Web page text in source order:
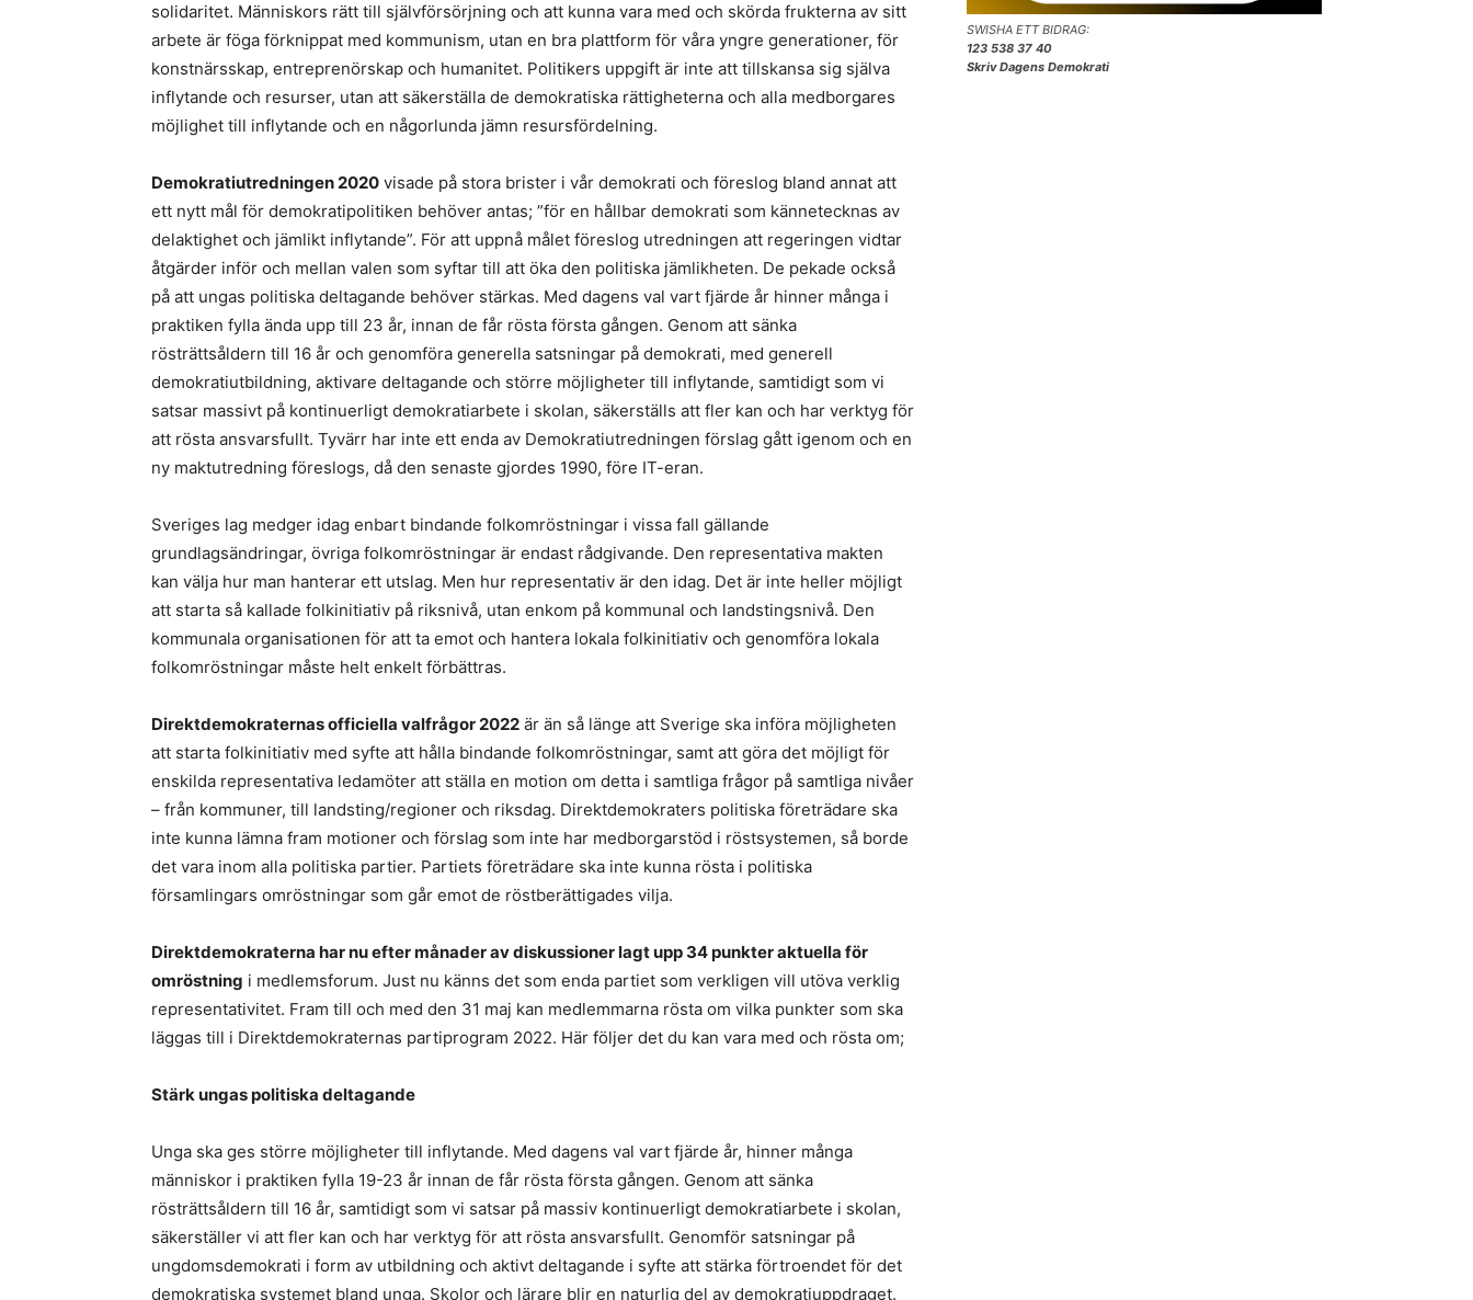
solidaritet. Människors rätt till självförsörjning och att kunna vara med och skörda frukterna av sitt
arbete är föga förknippat med kommunism, utan en bra plattform för våra yngre generationer, för
konstnärsskap, entreprenörskap och humanitet. Politikers uppgift är inte att tillskansa sig själva
inflytande och resurser, utan att säkerställa de demokratiska rättigheterna och alla medborgares
möjlighet till inflytande och en någorlunda jämn resursfördelning.
Demokratiutredningen 2020 visade på stora brister i vår demokrati och föreslog bland annat att
ett nytt mål för demokratipolitiken behöver antas; ”för en hållbar demokrati som kännetecknas av
delaktighet och jämlikt inflytande”. För att uppnå målet föreslog utredningen att regeringen vidtar
åtgärder inför och mellan valen som syftar till att öka den politiska jämlikheten. De pekade också
på att ungas politiska deltagande behöver stärkas. Med dagens val vart fjärde år hinner många i
praktiken fylla ända upp till 23 år, innan de får rösta första gången. Genom att sänka
rösträttsåldern till 16 år och genomföra generella satsningar på demokrati, med generell
demokratiutbildning, aktivare deltagande och större möjligheter till inflytande, samtidigt som vi
satsar massivt på kontinuerligt demokratiarbete i skolan, säkerställs att fler kan och har verktyg för
att rösta ansvarsfullt. Tyvärr har inte ett enda av Demokratiutredningen förslag gått igenom och en
ny maktutredning föreslogs, då den senaste gjordes 1990, före IT-eran.
Sveriges lag medger idag enbart bindande folkomröstningar i vissa fall gällande
grundlagsändringar, övriga folkomröstningar är endast rådgivande. Den representativa makten
kan välja hur man hanterar ett utslag. Men hur representativ är den idag. Det är inte heller möjligt
att starta så kallade folkinitiativ på riksnivå, utan enkom på kommunal och landstingsnivå. Den
kommunala organisationen för att ta emot och hantera lokala folkinitiativ och genomföra lokala
folkomröstningar måste helt enkelt förbättras.
Direktdemokraternas officiella valfrågor 2022 är än så länge att Sverige ska införa möjligheten
att starta folkinitiativ med syfte att hålla bindande folkomröstningar, samt att göra det möjligt för
enskilda representativa ledamöter att ställa en motion om detta i samtliga frågor på samtliga nivåer
– från kommuner, till landsting/regioner och riksdag. Direktdemokraters politiska företrädare ska
inte kunna lämna fram motioner och förslag som inte har medborgarstöd i röstsystemen, så borde
det vara inom alla politiska partier. Partiets företrädare ska inte kunna rösta i politiska
församlingars omröstningar som går emot de röstberättigades vilja.
Direktdemokraterna har nu efter månader av diskussioner lagt upp 34 punkter aktuella för
omröstning i medlemsforum. Just nu känns det som enda partiet som verkligen vill utöva verklig
representativitet. Fram till och med den 31 maj kan medlemmarna rösta om vilka punkter som ska
läggas till i Direktdemokraternas partiprogram 2022. Här följer det du kan vara med och rösta om;
Stärk ungas politiska deltagande
Unga ska ges större möjligheter till inflytande. Med dagens val vart fjärde år, hinner många
människor i praktiken fylla 19-23 år innan de får rösta första gången. Genom att sänka
rösträttsåldern till 16 år, samtidigt som vi satsar på massiv kontinuerligt demokratiarbete i skolan,
säkerställer vi att fler kan och har verktyg för att rösta ansvarsfullt. Genomför satsningar på
ungdomsdemokrati i form av utbildning och aktivt deltagande i syfte att stärka förtroendet för det
demokratiska systemet bland unga. Skolor och lärare blir en naturlig del av demokratiuppdraget.
SWISHA ETT BIDRAG:
123 538 37 40
Skriv Dagens Demokrati